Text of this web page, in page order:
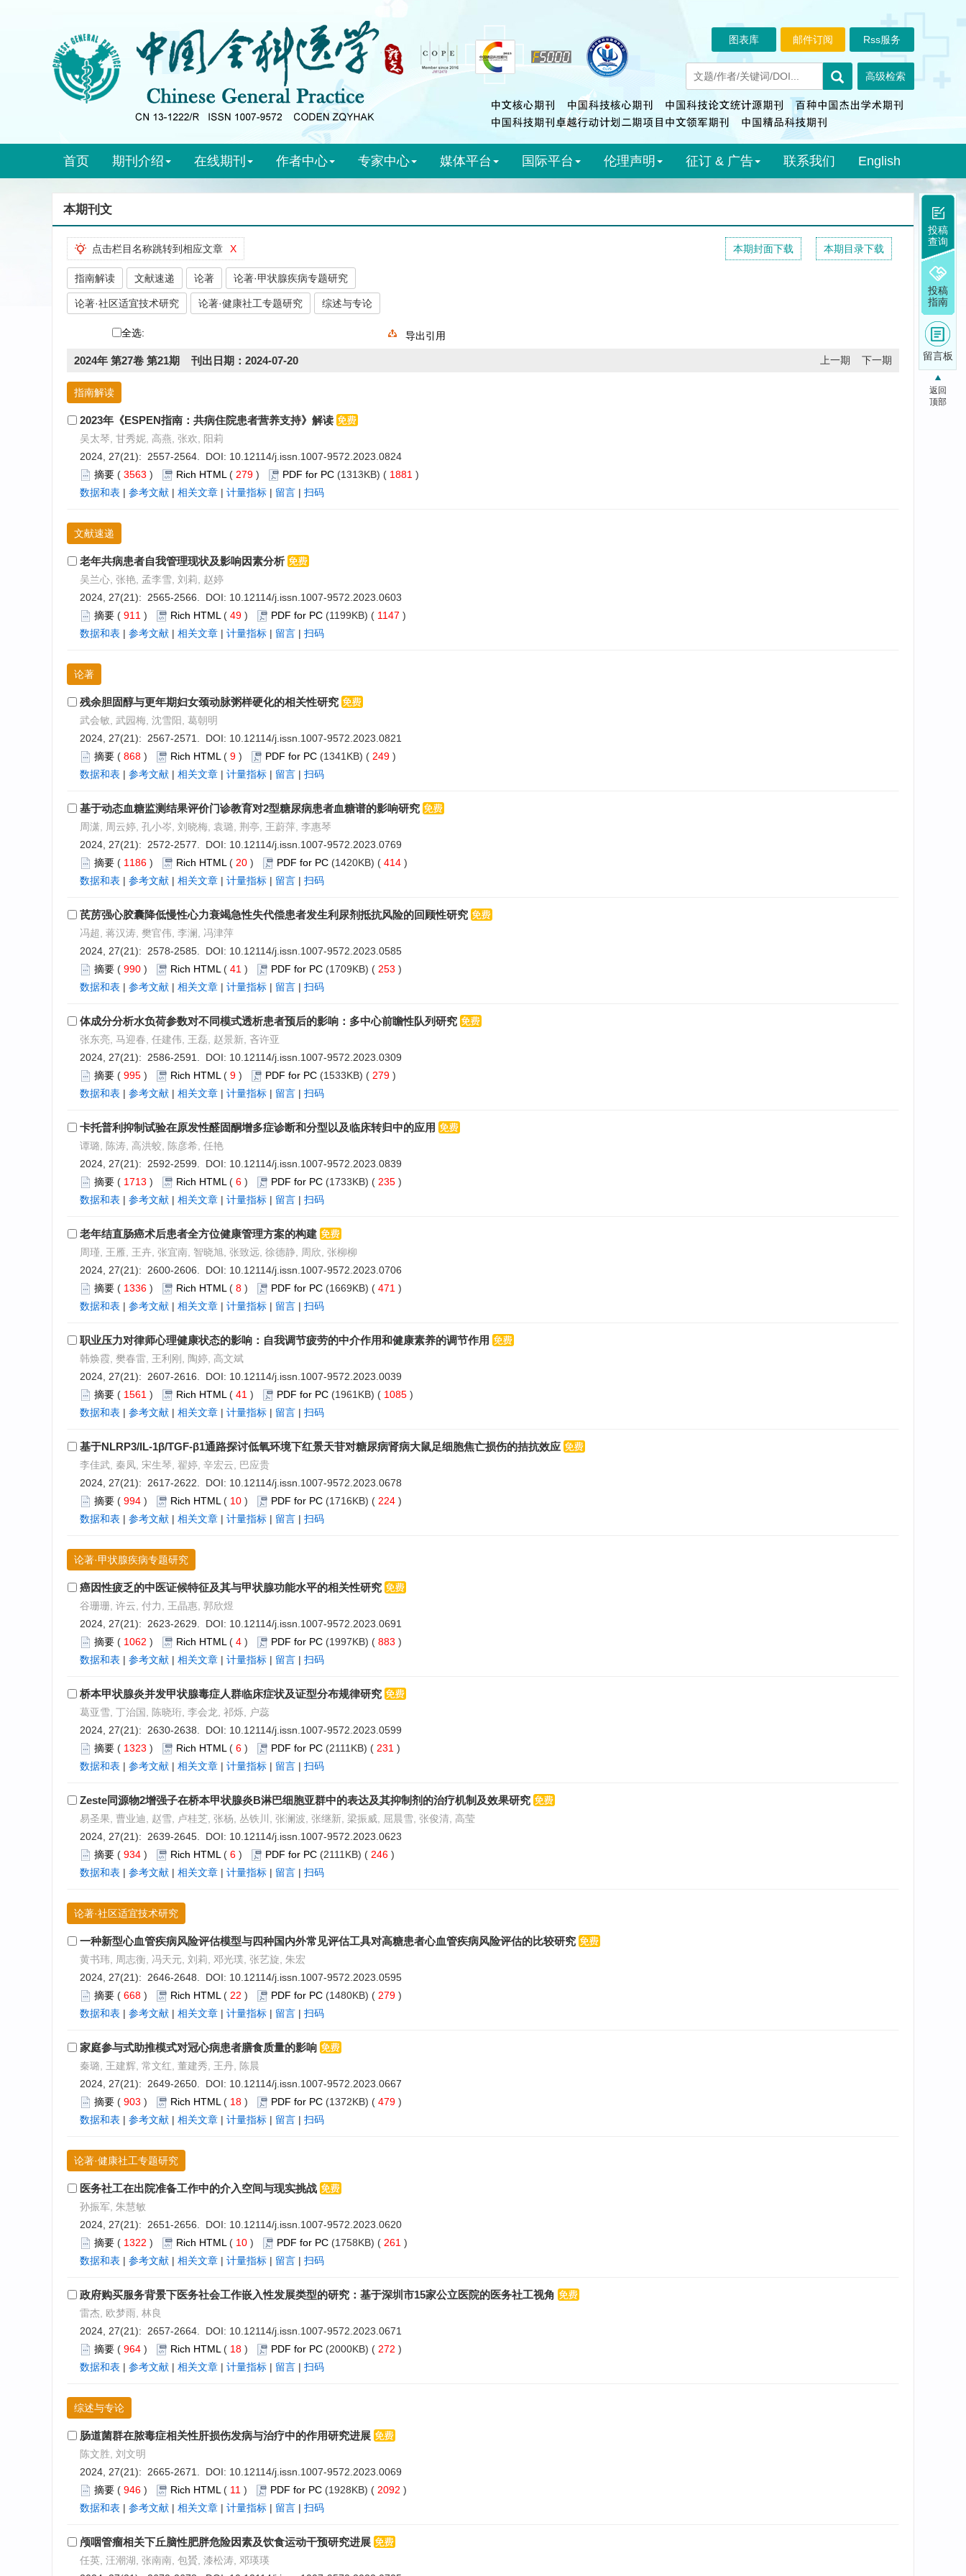
Rss服务
邮件订阅
图表库
首页 期刊介绍 在线期刊 作者中心 专家中心 媒体平台 国际平台 伦理声明 征订 & 广告 联系我们 English
本期刊文
点击栏目名称跳转到相应文章 X
指南解读 文献速递 论著 论著·甲状腺疾病专题研究
论著·社区适宜技术研究 论著·健康社工专题研究 综述与专论
本期目录下载
本期封面下载
全选: 导出引用
2024年 第27卷 第21期 刊出日期：2024-07-20 上一期 下一期
指南解读
2023年《ESPEN指南：共病住院患者营养支持》解读
吴太琴, 甘秀妮, 高燕, 张欢, 阳莉
2024, 27(21): 2557-2564. DOI: 10.12114/j.issn.1007-9572.2023.0824
摘要 ( 3563 ) Rich HTML ( 279 ) PDF for PC (1313KB) ( 1881 )
数据和表 | 参考文献 | 相关文章 | 计量指标 | 留言 | 扫码
文献速递
老年共病患者自我管理现状及影响因素分析
吴兰心, 张艳, 孟李雪, 刘莉, 赵婷
2024, 27(21): 2565-2566. DOI: 10.12114/j.issn.1007-9572.2023.0603
摘要 ( 911 ) Rich HTML ( 49 ) PDF for PC (1199KB) ( 1147 )
数据和表 | 参考文献 | 相关文章 | 计量指标 | 留言 | 扫码
论著
残余胆固醇与更年期妇女颈动脉粥样硬化的相关性研究
武会敏, 武园梅, 沈雪阳, 葛朝明
2024, 27(21): 2567-2571. DOI: 10.12114/j.issn.1007-9572.2023.0821
摘要 ( 868 ) Rich HTML ( 9 ) PDF for PC (1341KB) ( 249 )
数据和表 | 参考文献 | 相关文章 | 计量指标 | 留言 | 扫码
基于动态血糖监测结果评价门诊教育对2型糖尿病患者血糖谱的影响研究
周潇, 周云婷, 孔小岑, 刘晓梅, 袁璐, 荆亭, 王蔚萍, 李惠琴
2024, 27(21): 2572-2577. DOI: 10.12114/j.issn.1007-9572.2023.0769
摘要 ( 1186 ) Rich HTML ( 20 ) PDF for PC (1420KB) ( 414 )
数据和表 | 参考文献 | 相关文章 | 计量指标 | 留言 | 扫码
芪苈强心胶囊降低慢性心力衰竭急性失代偿患者发生利尿剂抵抗风险的回顾性研究
冯超, 蒋汉涛, 樊官伟, 李澜, 冯津萍
2024, 27(21): 2578-2585. DOI: 10.12114/j.issn.1007-9572.2023.0585
摘要 ( 990 ) Rich HTML ( 41 ) PDF for PC (1709KB) ( 253 )
数据和表 | 参考文献 | 相关文章 | 计量指标 | 留言 | 扫码
体成分分析水负荷参数对不同模式透析患者预后的影响：多中心前瞻性队列研究
张东亮, 马迎春, 任建伟, 王磊, 赵景新, 吝许亚
2024, 27(21): 2586-2591. DOI: 10.12114/j.issn.1007-9572.2023.0309
摘要 ( 995 ) Rich HTML ( 9 ) PDF for PC (1533KB) ( 279 )
数据和表 | 参考文献 | 相关文章 | 计量指标 | 留言 | 扫码
卡托普利抑制试验在原发性醛固酮增多症诊断和分型以及临床转归中的应用
谭璐, 陈涛, 高洪蛟, 陈彦希, 任艳
2024, 27(21): 2592-2599. DOI: 10.12114/j.issn.1007-9572.2023.0839
摘要 ( 1713 ) Rich HTML ( 6 ) PDF for PC (1733KB) ( 235 )
数据和表 | 参考文献 | 相关文章 | 计量指标 | 留言 | 扫码
老年结直肠癌术后患者全方位健康管理方案的构建
周瑾, 王雁, 王卉, 张宜南, 智晓旭, 张致远, 徐德静, 周欣, 张柳柳
2024, 27(21): 2600-2606. DOI: 10.12114/j.issn.1007-9572.2023.0706
摘要 ( 1336 ) Rich HTML ( 8 ) PDF for PC (1669KB) ( 471 )
数据和表 | 参考文献 | 相关文章 | 计量指标 | 留言 | 扫码
职业压力对律师心理健康状态的影响：自我调节疲劳的中介作用和健康素养的调节作用
韩焕霞, 樊春雷, 王利刚, 陶婷, 高文斌
2024, 27(21): 2607-2616. DOI: 10.12114/j.issn.1007-9572.2023.0039
摘要 ( 1561 ) Rich HTML ( 41 ) PDF for PC (1961KB) ( 1085 )
数据和表 | 参考文献 | 相关文章 | 计量指标 | 留言 | 扫码
基于NLRP3/IL-1β/TGF-β1通路探讨低氧环境下红景天苷对糖尿病肾病大鼠足细胞焦亡损伤的拮抗效应
李佳武, 秦凤, 宋生琴, 翟婷, 辛宏云, 巴应贵
2024, 27(21): 2617-2622. DOI: 10.12114/j.issn.1007-9572.2023.0678
摘要 ( 994 ) Rich HTML ( 10 ) PDF for PC (1716KB) ( 224 )
数据和表 | 参考文献 | 相关文章 | 计量指标 | 留言 | 扫码
论著·甲状腺疾病专题研究
癌因性疲乏的中医证候特征及其与甲状腺功能水平的相关性研究
谷珊珊, 许云, 付力, 王晶惠, 郭欣煜
2024, 27(21): 2623-2629. DOI: 10.12114/j.issn.1007-9572.2023.0691
摘要 ( 1062 ) Rich HTML ( 4 ) PDF for PC (1997KB) ( 883 )
数据和表 | 参考文献 | 相关文章 | 计量指标 | 留言 | 扫码
桥本甲状腺炎并发甲状腺毒症人群临床症状及证型分布规律研究
葛亚雪, 丁治国, 陈晓珩, 李会龙, 祁烁, 户蕊
2024, 27(21): 2630-2638. DOI: 10.12114/j.issn.1007-9572.2023.0599
摘要 ( 1323 ) Rich HTML ( 6 ) PDF for PC (2111KB) ( 231 )
数据和表 | 参考文献 | 相关文章 | 计量指标 | 留言 | 扫码
Zeste同源物2增强子在桥本甲状腺炎B淋巴细胞亚群中的表达及其抑制剂的治疗机制及效果研究
易圣果, 曹业迪, 赵雪, 卢桂芝, 张杨, 丛铁川, 张澜波, 张继新, 梁振威, 屈晨雪, 张俊清, 高莹
2024, 27(21): 2639-2645. DOI: 10.12114/j.issn.1007-9572.2023.0623
摘要 ( 934 ) Rich HTML ( 6 ) PDF for PC (2111KB) ( 246 )
数据和表 | 参考文献 | 相关文章 | 计量指标 | 留言 | 扫码
论著·社区适宜技术研究
一种新型心血管疾病风险评估模型与四种国内外常见评估工具对高糖患者心血管疾病风险评估的比较研究
黄书玮, 周志衡, 冯天元, 刘莉, 邓光璞, 张艺旋, 朱宏
2024, 27(21): 2646-2648. DOI: 10.12114/j.issn.1007-9572.2023.0595
摘要 ( 668 ) Rich HTML ( 22 ) PDF for PC (1480KB) ( 279 )
数据和表 | 参考文献 | 相关文章 | 计量指标 | 留言 | 扫码
家庭参与式助推模式对冠心病患者膳食质量的影响
秦璐, 王建辉, 常文红, 董建秀, 王丹, 陈晨
2024, 27(21): 2649-2650. DOI: 10.12114/j.issn.1007-9572.2023.0667
摘要 ( 903 ) Rich HTML ( 18 ) PDF for PC (1372KB) ( 479 )
数据和表 | 参考文献 | 相关文章 | 计量指标 | 留言 | 扫码
论著·健康社工专题研究
医务社工在出院准备工作中的介入空间与现实挑战
孙振军, 朱慧敏
2024, 27(21): 2651-2656. DOI: 10.12114/j.issn.1007-9572.2023.0620
摘要 ( 1322 ) Rich HTML ( 10 ) PDF for PC (1758KB) ( 261 )
数据和表 | 参考文献 | 相关文章 | 计量指标 | 留言 | 扫码
政府购买服务背景下医务社会工作嵌入性发展类型的研究：基于深圳市15家公立医院的医务社工视角
雷杰, 欧梦雨, 林良
2024, 27(21): 2657-2664. DOI: 10.12114/j.issn.1007-9572.2023.0671
摘要 ( 964 ) Rich HTML ( 18 ) PDF for PC (2000KB) ( 272 )
数据和表 | 参考文献 | 相关文章 | 计量指标 | 留言 | 扫码
综述与专论
肠道菌群在脓毒症相关性肝损伤发病与治疗中的作用研究进展
陈文胜, 刘文明
2024, 27(21): 2665-2671. DOI: 10.12114/j.issn.1007-9572.2023.0069
摘要 ( 946 ) Rich HTML ( 11 ) PDF for PC (1928KB) ( 2092 )
数据和表 | 参考文献 | 相关文章 | 计量指标 | 留言 | 扫码
颅咽管瘤相关下丘脑性肥胖危险因素及饮食运动干预研究进展
任英, 汪潮湖, 张南南, 包贇, 漆松涛, 邓瑛瑛
投稿
查询
投稿
指南
留言板
返回
顶部